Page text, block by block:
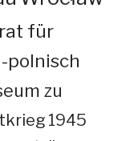
für
polnisch
zu
1945